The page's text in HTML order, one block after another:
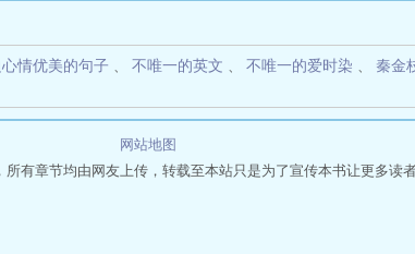
情优美的句子 、 不唯一的英文 、 不唯一的爱时染 、 秦金
网站地图
有章节均由网友上传，转载至本站只是为了宣传本书让更多读者